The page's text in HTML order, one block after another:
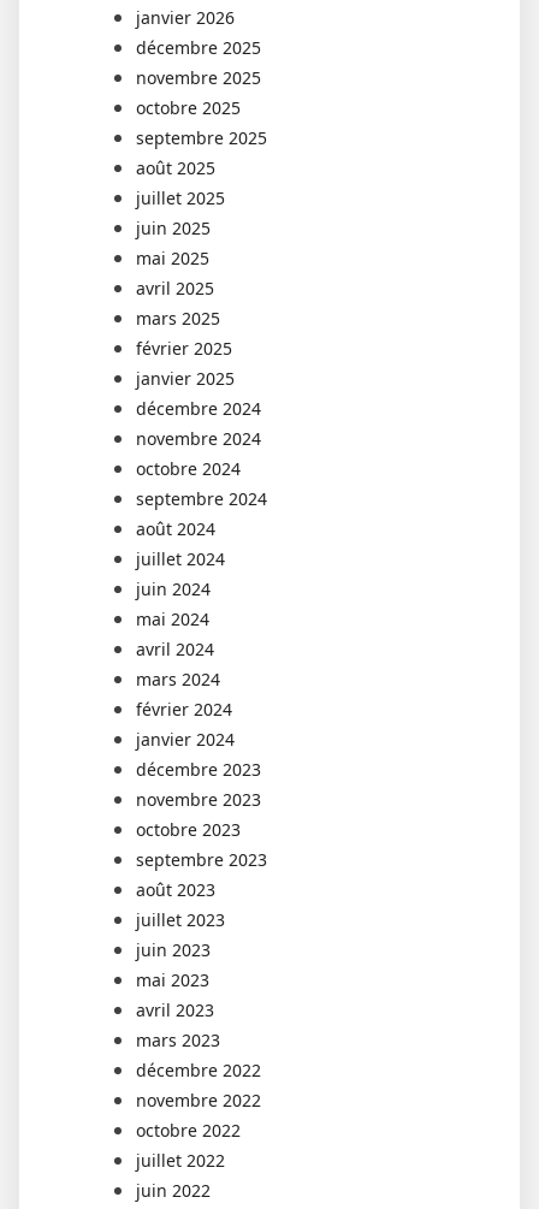
janvier 2026
décembre 2025
novembre 2025
octobre 2025
septembre 2025
août 2025
juillet 2025
juin 2025
mai 2025
avril 2025
mars 2025
février 2025
janvier 2025
décembre 2024
novembre 2024
octobre 2024
septembre 2024
août 2024
juillet 2024
juin 2024
mai 2024
avril 2024
mars 2024
février 2024
janvier 2024
décembre 2023
novembre 2023
octobre 2023
septembre 2023
août 2023
juillet 2023
juin 2023
mai 2023
avril 2023
mars 2023
décembre 2022
novembre 2022
octobre 2022
juillet 2022
juin 2022